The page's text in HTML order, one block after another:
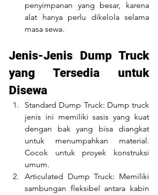
penyimpanan yang besar, karena
alat hanya perlu dikelola selama
masa sewa.
Jenis-Jenis Dump Truck
yang Tersedia untuk
Disewa
Standard Dump Truck: Dump truck
jenis ini memiliki sasis yang kuat
dengan bak yang bisa diangkat
untuk menumpahkan material.
Cocok untuk proyek konstruksi
umum.
Articulated Dump Truck: Memiliki
sambungan fleksibel antara kabin